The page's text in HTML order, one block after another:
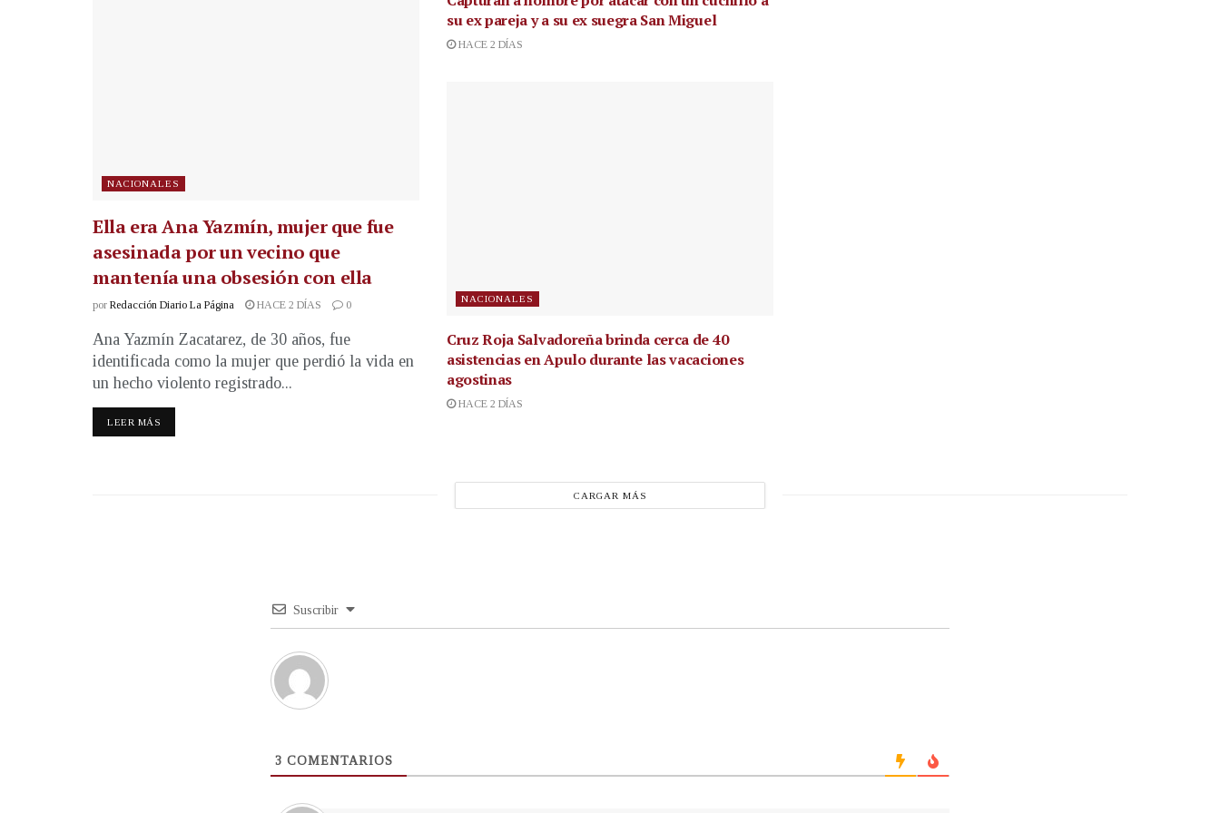
NACIONALES
Ella era Ana Yazmín, mujer que fue
asesinada por un vecino que
mantenía una obsesión con ella
por Redacción Diario La Página HACE 2 DÍAS 0
Ana Yazmín Zacatarez, de 30 años, fue
identificada como la mujer que perdió la vida en
un hecho violento registrado...
LEER MÁS
su ex pareja y a su ex suegra San Miguel
HACE 2 DÍAS
NACIONALES
Cruz Roja Salvadoreña brinda cerca de 40
asistencias en Apulo durante las vacaciones
agostinas
HACE 2 DÍAS
CARGAR MÁS
Suscribir
3 COMENTARIOS